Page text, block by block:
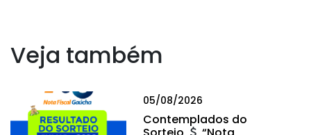
Veja também
05/08/2026
Contemplados do